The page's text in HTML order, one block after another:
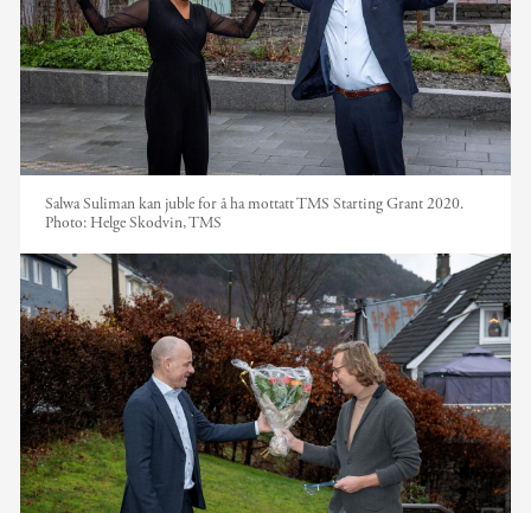
Salwa Suliman kan juble for å ha mottatt TMS Starting Grant 2020.
Photo: Helge Skodvin, TMS